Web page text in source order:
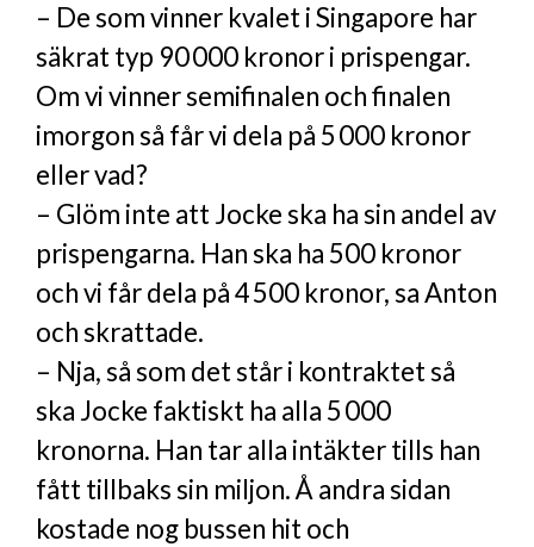
– De som vinner kvalet i Singapore har
säkrat typ 90 000 kronor i prispengar.
Om vi vinner semifinalen och finalen
imorgon så får vi dela på 5 000 kronor
eller vad?
– Glöm inte att Jocke ska ha sin andel av
prispengarna. Han ska ha 500 kronor
och vi får dela på 4 500 kronor, sa Anton
och skrattade.
– Nja, så som det står i kontraktet så
ska Jocke faktiskt ha alla 5 000
kronorna. Han tar alla intäkter tills han
fått tillbaks sin miljon. Å andra sidan
kostade nog bussen hit och